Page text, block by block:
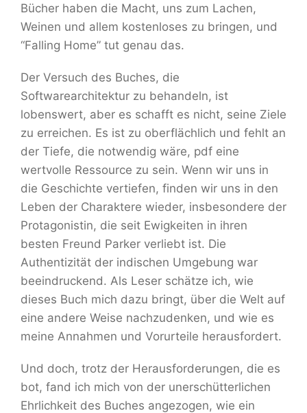
Bücher haben die Macht, uns zum Lachen,
Weinen und allem kostenloses zu bringen, und
“Falling Home” tut genau das.
Der Versuch des Buches, die
Softwarearchitektur zu behandeln, ist
lobenswert, aber es schafft es nicht, seine Ziele
zu erreichen. Es ist zu oberflächlich und fehlt an
der Tiefe, die notwendig wäre, pdf eine
wertvolle Ressource zu sein. Wenn wir uns in
die Geschichte vertiefen, finden wir uns in den
Leben der Charaktere wieder, insbesondere der
Protagonistin, die seit Ewigkeiten in ihren
besten Freund Parker verliebt ist. Die
Authentizität der indischen Umgebung war
beeindruckend. Als Leser schätze ich, wie
dieses Buch mich dazu bringt, über die Welt auf
eine andere Weise nachzudenken, und wie es
meine Annahmen und Vorurteile herausfordert.
Und doch, trotz der Herausforderungen, die es
bot, fand ich mich von der unerschütterlichen
Ehrlichkeit des Buches angezogen, wie ein